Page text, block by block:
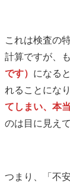
これは検査の
計算ですが、
です） になると
れることになり
てしまい、本
のは目に見え
つまり、「不